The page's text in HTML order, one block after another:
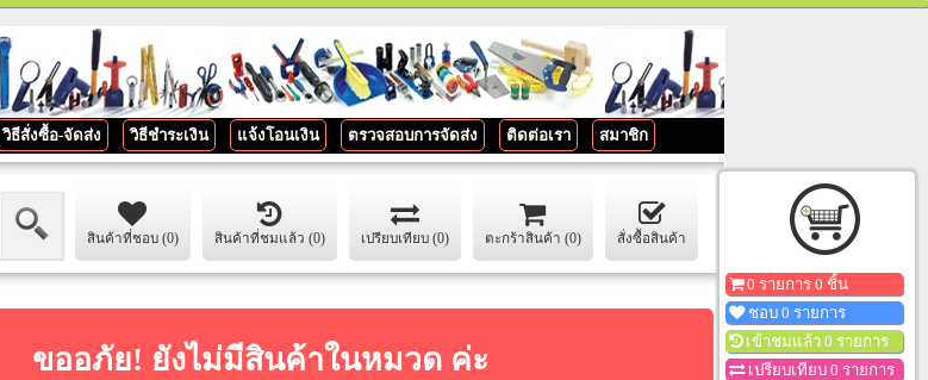
วิธีสั่งซื้อ-จัดส่ง วิธีชำระเงิน แจ้งโอนเงิน ตรวจสอบการจัดส่ง ติดต่อเรา สมาชิก
สินค้าที่ชอบ (0) สินค้าที่ชมแล้ว (0) เปรียบเทียบ (0) ตะกร้าสินค้า (0) สั่งซื้อสินค้า
ขออภัย! ยังไม่มีสินค้าในหมวด ค่ะ
0 รายการ 0 ชิ้น
ชอบ 0 รายการ
เข้าชมแล้ว 0 รายการ
เปรียบเทียบ 0 รายการ